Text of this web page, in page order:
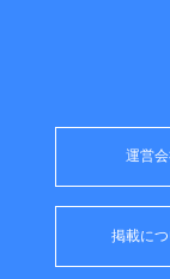
運営
掲載に